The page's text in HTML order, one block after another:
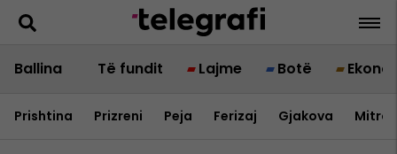
Ballina Të fundit Lajme Botë
Prishtina Prizreni Peja Ferizaj Gjakova